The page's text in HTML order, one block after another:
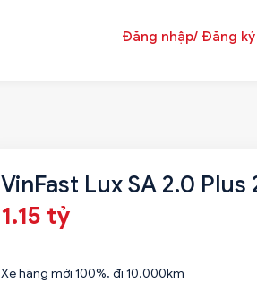
Đăng nhập/ Đăng ký
VinFast Lux SA 2.0 Plus
1.15 tỷ
Xe hãng mới 100%, đi 10.000km